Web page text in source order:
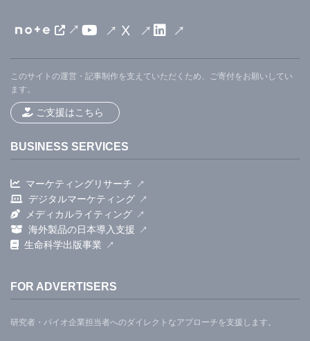
X
このサイトの運営・記事制作を支えていただくため、ご寄付をお願いしてい
ます。
ご支援はこちら
BUSINESS SERVICES
マーケティングリサーチ
デジタルマーケティング
メディカルライティング
海外製品の日本導入支援
生命科学出版事業
FOR ADVERTISERS
研究者・バイオ企業担当者へのダイレクトなアプローチを支援します。